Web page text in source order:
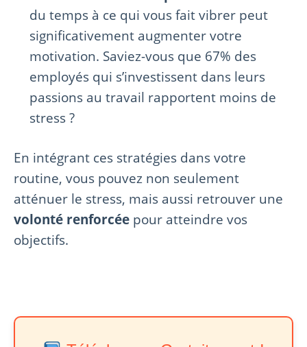
du temps à ce qui vous fait vibrer peut
significativement augmenter votre
motivation. Saviez-vous que 67% des
employés qui s’investissent dans leurs
passions au travail rapportent moins de
stress ?
En intégrant ces stratégies dans votre
routine, vous pouvez non seulement
atténuer le stress, mais aussi retrouver une
volonté renforcée pour atteindre vos
objectifs.